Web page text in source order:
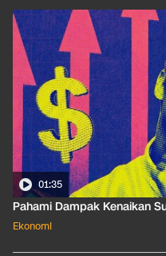
01:35
Pahami Dampak Kenaikan
Ekonomi